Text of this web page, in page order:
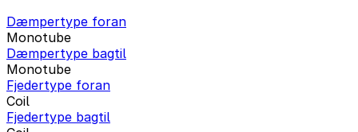
Dæmpertype foran
Monotube
Dæmpertype bagtil
Monotube
Fjedertype foran
Coil
Fjedertype bagtil